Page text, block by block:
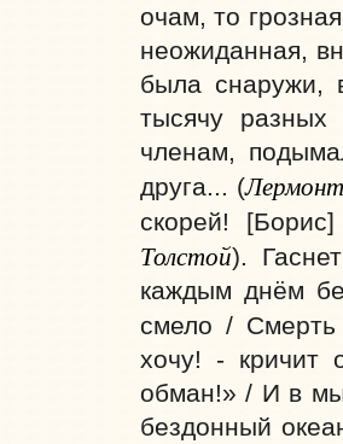
очам, то
неожиданная,
была снаружи,
тысячу
членам,
друга... (
скорей!
Толстой).
каждым днём
смело /
хочу! - кричит
обман!» / И в
бездонный